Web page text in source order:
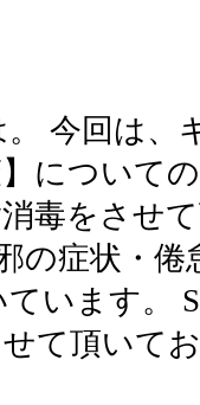
今回は、
】について
毒をさせ
の症状・倦
います。
せて頂いて